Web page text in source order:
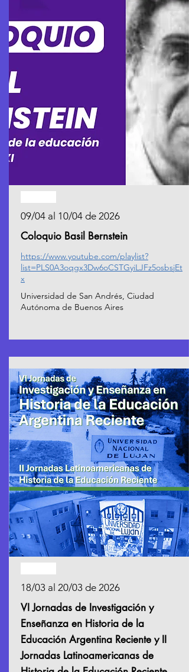
09/04 al 10/04 de 2026
Coloquio Basil Bernstein
https://www.youtube.com/playlist?
list=PLS0A3oqgx3Dw6oCSTGyiLJFz5osbsjEt
x
Universidad de San Andrés, Ciudad
Autónoma de Buenos Aires
18/03 al 20/03 de 2026
VI Jornadas de Investigación y
Enseñanza en Historia de la
Educación Argentina Reciente y II
Jornadas Latinoamericanas de